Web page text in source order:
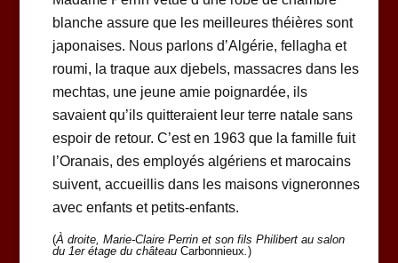
blanche assure que les meilleures théières sont
japonaises. Nous parlons d’Algérie, fellagha et
roumi, la traque aux djebels, massacres dans les
mechtas, une jeune amie poignardée, ils
savaient qu’ils quitteraient leur terre natale sans
espoir de retour. C’est en 1963 que la famille fuit
l’Oranais, des employés algériens et marocains
suivent, accueillis dans les maisons vigneronnes
avec enfants et petits-enfants.
(À droite, Marie-Claire Perrin et son fils Philibert au salon
du 1er étage du château Carbonnieux )